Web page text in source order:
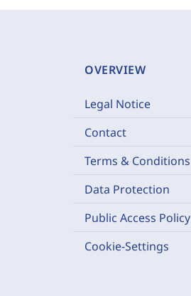
OVERVIEW
Legal Notice
Contact
Terms & Conditions
Data Protection
Public Access Policy
Cookie-Settings